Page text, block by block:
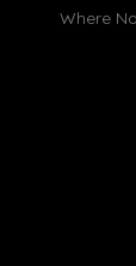
Where